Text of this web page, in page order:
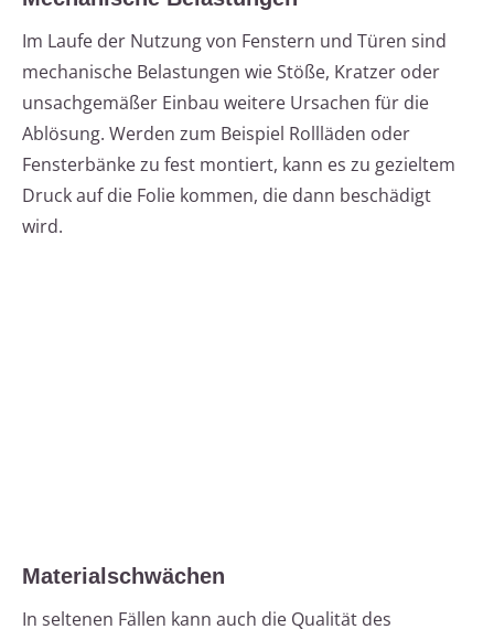
Im Laufe der Nutzung von Fenstern und Türen sind
mechanische Belastungen wie Stöße, Kratzer oder
unsachgemäßer Einbau weitere Ursachen für die
Ablösung. Werden zum Beispiel Rollläden oder
Fensterbänke zu fest montiert, kann es zu gezieltem
Druck auf die Folie kommen, die dann beschädigt
wird.
Materialschwächen
In seltenen Fällen kann auch die Qualität des